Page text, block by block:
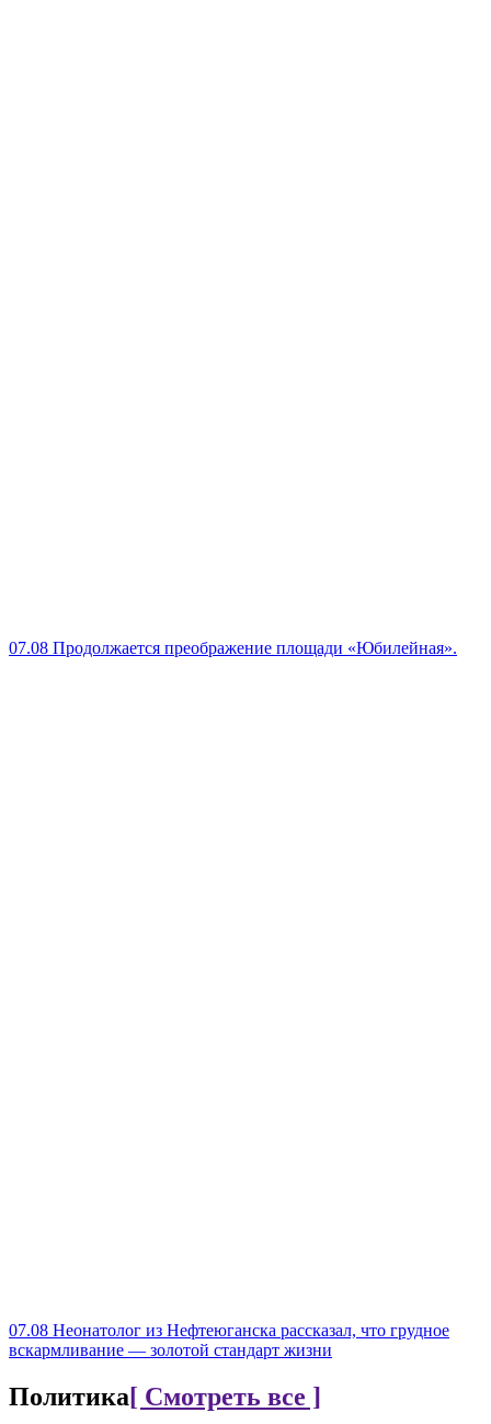
07.08 Продолжается преображение площади «Юбилейная».
07.08 Неонатолог из Нефтеюганска рассказал, что грудное
вскармливание — золотой стандарт жизни
Политика[ Смотреть все ]